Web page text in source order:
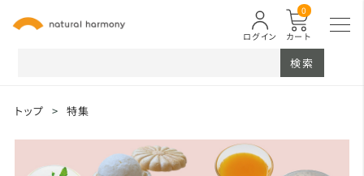
カート
0
ログイン
検索
トップ > 特集